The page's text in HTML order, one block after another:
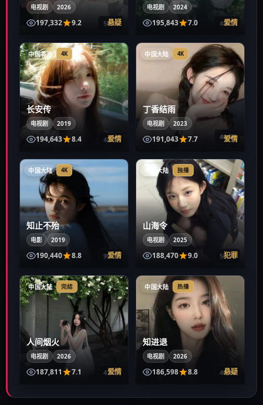
50:06
电视剧 2026
197,332 9.2 悬疑 48:47
电视剧 2024
195,843 7.0 爱情
中国香港 4K
48:17
长安传
电视剧 2019
194,643 8.4 爱情
中国大陆 4K
40:53
丁香结雨
电视剧 2023
191,043 7.7 爱情
中国大陆 4K
99:13
知止不殆
电影 2019
190,440 8.8 爱情
中国大陆 独播
50:08
山海令
电视剧 2025
188,470 9.0 犯罪
中国大陆 完结
41:41
人间烟火
电视剧 2026
187,811 7.1 爱情
中国大陆 热播
40:14
知进退
电视剧 2026
186,598 8.8 悬疑